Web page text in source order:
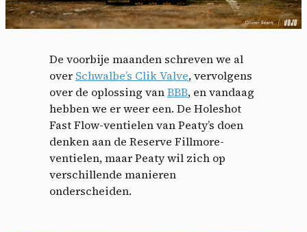
De voorbije maanden schreven we al
over Schwalbe’s Clik Valve, vervolgens
over de oplossing vanBBB, en vandaag
hebben we er weer een. De Holeshot
Fast Flow-ventielen van Peaty’s doen
denken aan de Reserve Fillmore-
ventielen, maar Peaty wil zich op
verschillende manieren
onderscheiden.